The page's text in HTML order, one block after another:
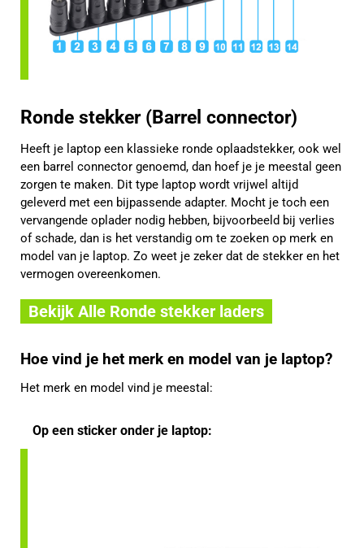
Ronde stekker (Barrel connector)
Heeft je laptop een klassieke ronde oplaadstekker, ook wel
een barrel connector genoemd, dan hoef je je meestal geen
zorgen te maken. Dit type laptop wordt vrijwel altijd
geleverd met een bijpassende adapter. Mocht je toch een
vervangende oplader nodig hebben, bijvoorbeeld bij verlies
of schade, dan is het verstandig om te zoeken op merk en
model van je laptop. Zo weet je zeker dat de stekker en het
vermogen overeenkomen.
Bekijk Alle Ronde stekker laders
Hoe vind je het merk en model van je laptop?
Het merk en model vind je meestal:
Op een sticker onder je laptop: